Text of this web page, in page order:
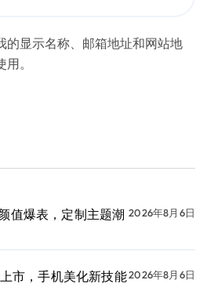
的显示名称、邮箱地址和网站地
。
值爆表，定制主题潮 2026年8月6日
市，手机美化新技能2026年8月6日